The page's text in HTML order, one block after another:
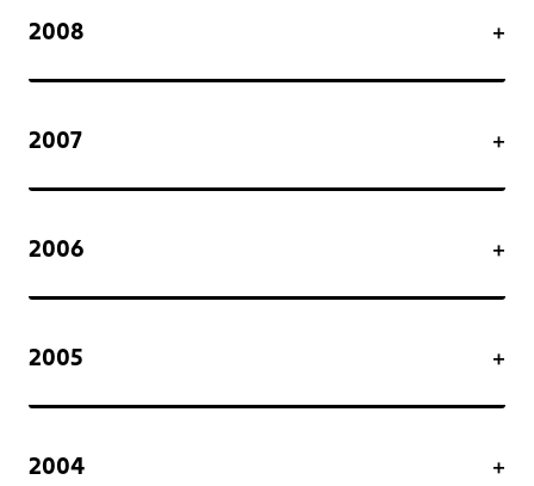
2008
2007
2006
2005
2004